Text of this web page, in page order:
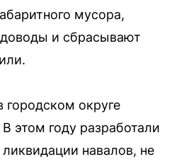
мусора,
и сбрасывают
городском округе
этом году разработали
навалов, не